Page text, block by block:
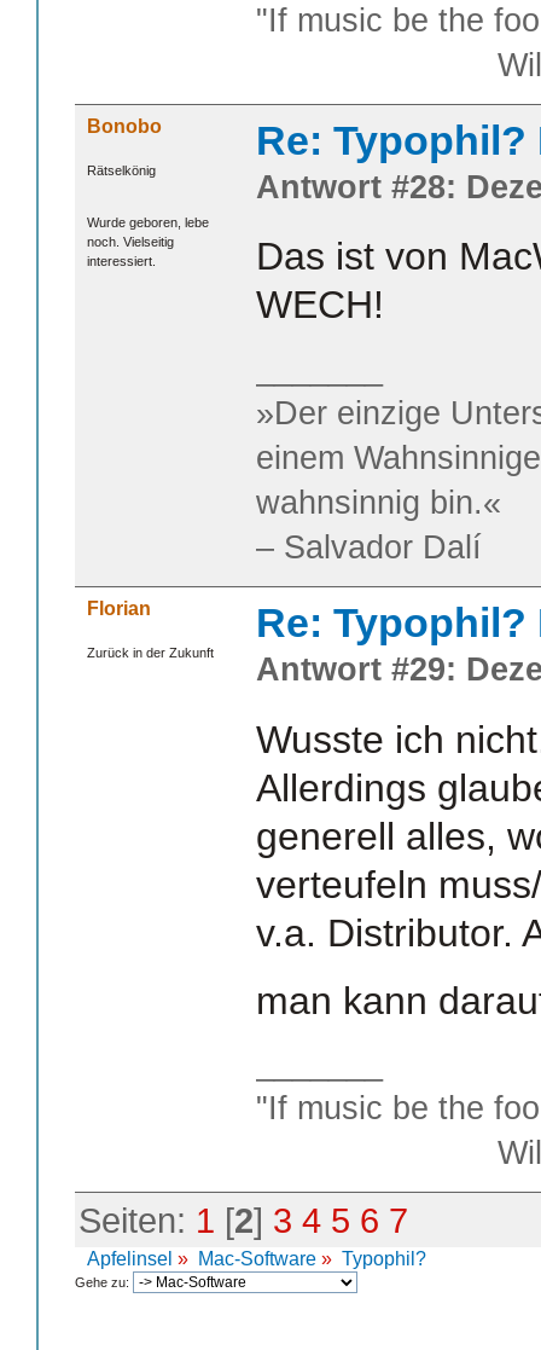
"If music be the
William
Bonobo
Rätselkönig
Wurde geboren, lebe
noch. Vielseitig
interessiert.
Re:
Antwort #28:
Das ist von
WECH!
»Der einzige
einem
wahnsinnig bin.«
– Salvador Dalí
Florian
Zurück in der Zukunft
Re:
Antwort #29:
Wusste ich
Allerdings
generell alles,
verteufeln
v.a. Distributor.
man kann
"If music be the
William
Seiten: 1 [2] 3 4 5 6 7
Apfelinsel » Mac-Software » Typophil?
Gehe zu: